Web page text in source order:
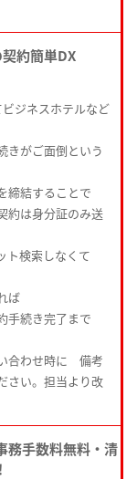
契約簡単DX
ジネスホテルなど
きがご面倒という
締結することで
約は身分証のみ送
ト検索しなくて
ば
続き完了まで
合わせ時に 備考
さい。担当より改
務手数料無料・清